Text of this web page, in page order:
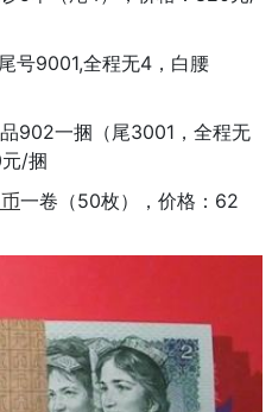
9001,全程无4，白腰
一捆（尾3001，全程无
/捆
一卷（50枚），价格：62